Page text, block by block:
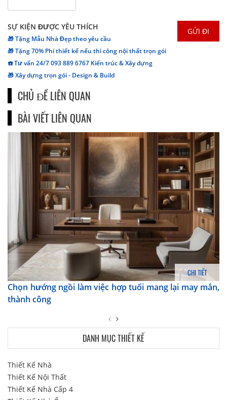
SỰ KIỆN ĐƯỢC YÊU THÍCH
🎁 Tặng Mẫu Nhà Đẹp theo yêu cầu
🎁 Tặng 70% Phí thiết kế nếu thi công nội thất trọn gói
☎️ Tư vấn 24/7 093 889 6767 Kiến trúc & Xây dựng
🎁 Xây dựng trọn gói - Design & Build
CHỦ ĐỀ LIÊN QUAN
BÀI VIẾT LIÊN QUAN
CHI TIẾT
Chọn hướng ngồi làm việc hợp tuổi mang lại may mắn,
thành công
DANH MỤC THIẾT KẾ
Thiết Kế Nhà
Thiết Kế Nội Thất
Thiết Kế Nhà Cấp 4